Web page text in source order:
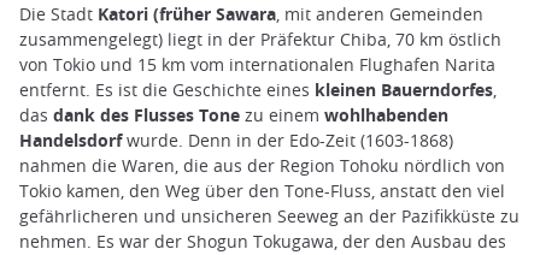
Die Stadt Katori (früher Sawara , mit anderen Gemeinden
zusammengelegt) liegt in der Präfektur Chiba, 70 km östlich
von Tokio und 15 km vom internationalen Flughafen Narita
entfernt. Es ist die Geschichte eines kleinen Bauerndorfes
das dank des Flusses Tone zu einem wohlhabenden
Handelsdorfwurde. Denn in der Edo-Zeit (1603-1868)
nahmen die Waren, die aus der Region Tohoku nördlich von
Tokio kamen, den Weg über den Tone-Fluss, anstatt den viel
gefährlicheren und unsicheren Seeweg an der Pazifikküste zu
nehmen. Es war der Shogun Tokugawa, der den Ausbau des